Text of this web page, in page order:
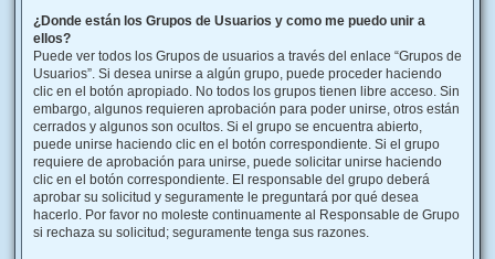
¿Donde están los Grupos de Usuarios y como me puedo unir a
ellos?
Puede ver todos los Grupos de usuarios a través del enlace “Grupos de
Usuarios”. Si desea unirse a algún grupo, puede proceder haciendo
clic en el botón apropiado. No todos los grupos tienen libre acceso. Sin
embargo, algunos requieren aprobación para poder unirse, otros están
cerrados y algunos son ocultos. Si el grupo se encuentra abierto,
puede unirse haciendo clic en el botón correspondiente. Si el grupo
requiere de aprobación para unirse, puede solicitar unirse haciendo
clic en el botón correspondiente. El responsable del grupo deberá
aprobar su solicitud y seguramente le preguntará por qué desea
hacerlo. Por favor no moleste continuamente al Responsable de Grupo
si rechaza su solicitud; seguramente tenga sus razones.